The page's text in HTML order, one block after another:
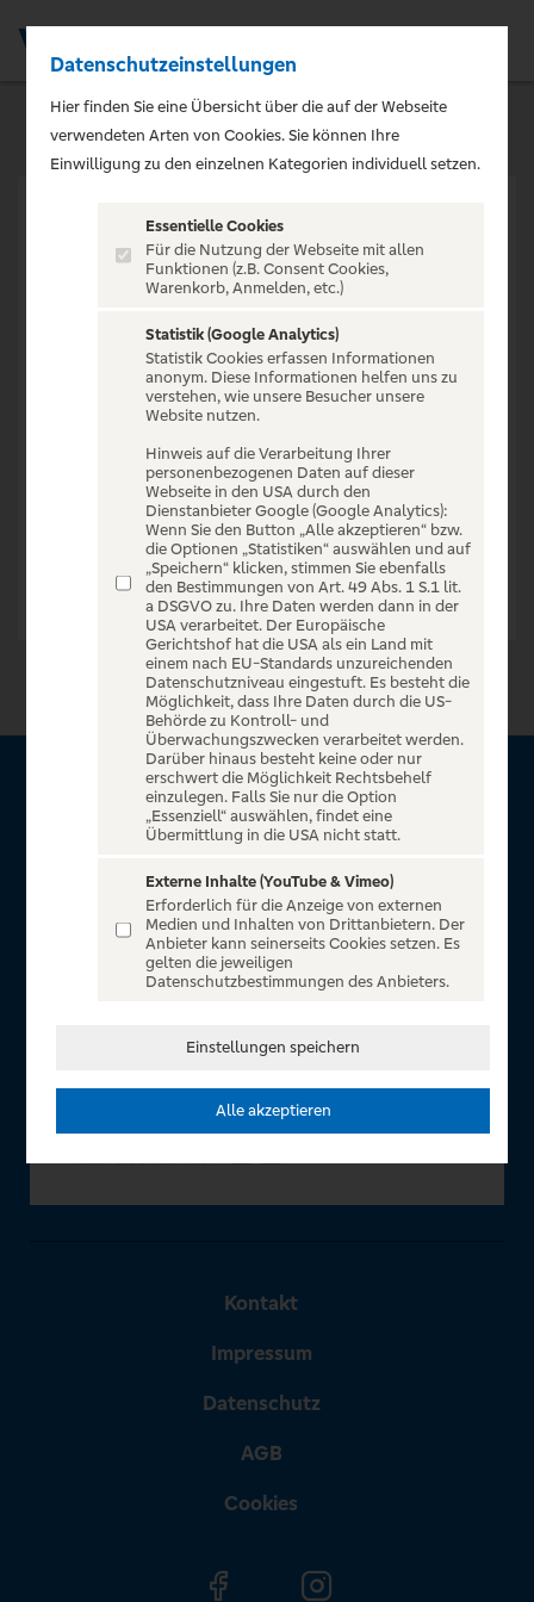
VERANSTALTUNG NICHT
GEFUNDEN
Zur Startseite
Über VR Entertain
für alle Kunden der Volksbanken Raiffeisenbanken. Auf
unserem einzigartigen Portal finden Sie Tickets für
atemberaubende Konzerte, Musicals und Shows, die
Fußball-Bundesliga sowie die Champions League und die
In Zusammenarbeit mit
Kontakt
Impressum
Datenschutz
AGB
Cookies
Datenschutzeinstellungen
Hier finden Sie eine Übersicht über die auf der Webseite
verwendeten Arten von Cookies. Sie können Ihre
Einwilligung zu den einzelnen Kategorien individuell setzen.
Essentielle Cookies
Für die Nutzung der Webseite mit allen
Funktionen (z.B. Consent Cookies,
Warenkorb, Anmelden, etc.)
Statistik (Google Analytics)
Statistik Cookies erfassen Informationen
anonym. Diese Informationen helfen uns zu
verstehen, wie unsere Besucher unsere
Website nutzen.
Hinweis auf die Verarbeitung Ihrer
personenbezogenen Daten auf dieser
Webseite in den USA durch den
Dienstanbieter Google (Google Analytics):
Wenn Sie den Button „Alle akzeptieren“ bzw.
die Optionen „Statistiken“ auswählen und auf
„Speichern“ klicken, stimmen Sie ebenfalls
den Bestimmungen von Art. 49 Abs. 1 S.1 lit.
a DSGVO zu. Ihre Daten werden dann in der
USA verarbeitet. Der Europäische
Gerichtshof hat die USA als ein Land mit
einem nach EU-Standards unzureichenden
Datenschutzniveau eingestuft. Es besteht die
Möglichkeit, dass Ihre Daten durch die US-
Behörde zu Kontroll- und
Überwachungszwecken verarbeitet werden.
Darüber hinaus besteht keine oder nur
erschwert die Möglichkeit Rechtsbehelf
einzulegen. Falls Sie nur die Option
„Essenziell“ auswählen, findet eine
Übermittlung in die USA nicht statt.
Externe Inhalte (YouTube & Vimeo)
Erforderlich für die Anzeige von externen
Medien und Inhalten von Drittanbietern. Der
Anbieter kann seinerseits Cookies setzen. Es
gelten die jeweiligen
Datenschutzbestimmungen des Anbieters.
Einstellungen speichern
Alle akzeptieren